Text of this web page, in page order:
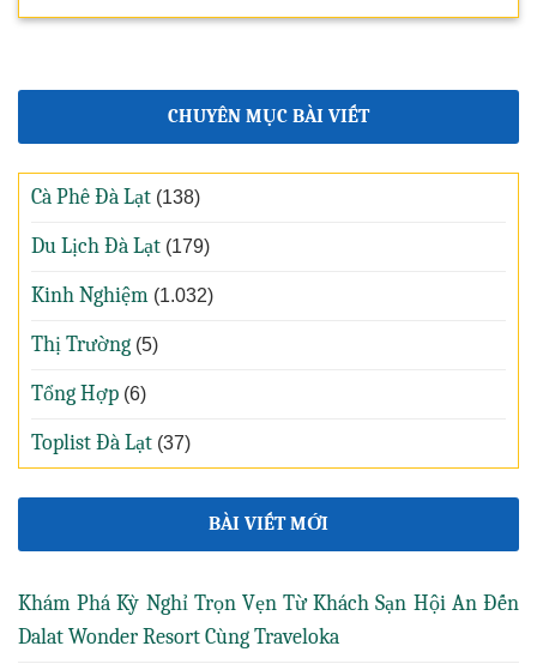
CHUYÊN MỤC BÀI VIẾT
Cà Phê Đà Lạt (138)
Du Lịch Đà Lạt (179)
Kinh Nghiệm (1.032)
Thị Trường (5)
Tổng Hợp (6)
Toplist Đà Lạt (37)
BÀI VIẾT MỚI
Khám Phá Kỳ Nghỉ Trọn Vẹn Từ Khách Sạn Hội An Đến
Dalat Wonder Resort Cùng Traveloka